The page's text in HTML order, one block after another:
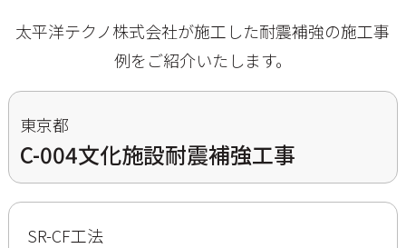
太平洋テクノ株式会社が施工した耐震補強の施工事
例をご紹介いたします。
東京都
C-004文化施設耐震補強工事
SR-CF工法